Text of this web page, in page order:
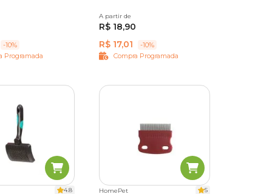
os
por
o
-10%
Programada
P G
A partir de
R$ 18,90
R$ 17,01
-10%
Compra Programada
4.8 HomePet 5